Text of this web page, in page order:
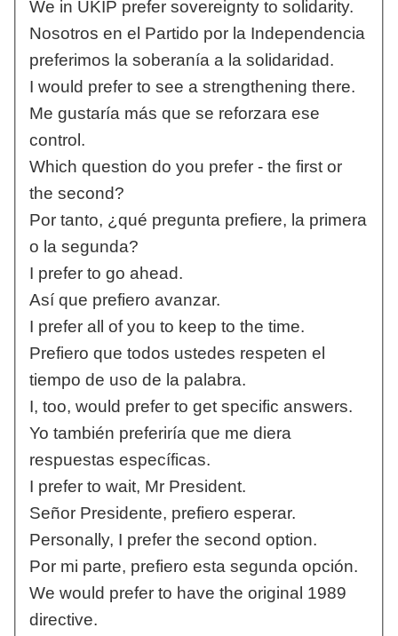
We in UKIP prefer sovereignty to solidarity.
Nosotros en el Partido por la Independencia
preferimos la soberanía a la solidaridad.
I would prefer to see a strengthening there.
Me gustaría más que se reforzara ese
control.
Which question do you prefer - the first or
the second?
Por tanto, ¿qué pregunta prefiere, la primera
o la segunda?
I prefer to go ahead.
Así que prefiero avanzar.
I prefer all of you to keep to the time.
Prefiero que todos ustedes respeten el
tiempo de uso de la palabra.
I, too, would prefer to get specific answers.
Yo también preferiría que me diera
respuestas específicas.
I prefer to wait, Mr President.
Señor Presidente, prefiero esperar.
Personally, I prefer the second option.
Por mi parte, prefiero esta segunda opción.
We would prefer to have the original 1989
directive.